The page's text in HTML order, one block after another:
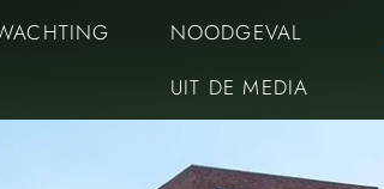
NOODGEVAL
UIT DE MEDIA